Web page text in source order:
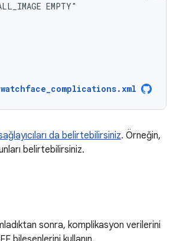
watchface_complications.xml
da belirtebilirsiniz. Örneğin,
belirtebilirsiniz.
sonra, komplikasyon verilerini